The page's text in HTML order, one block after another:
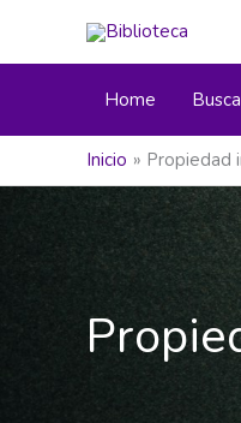
contenido
Home
Inicio Propiedad